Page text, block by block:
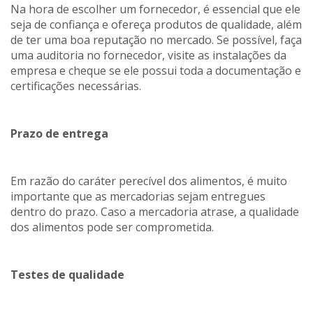
Na hora de escolher um fornecedor, é essencial que ele
seja de confiança e ofereça produtos de qualidade, além
de ter uma boa reputação no mercado. Se possível, faça
uma auditoria no fornecedor, visite as instalações da
empresa e cheque se ele possui toda a documentação e
certificações necessárias.
Prazo de entrega
Em razão do caráter perecível dos alimentos, é muito
importante que as mercadorias sejam entregues
dentro do prazo. Caso a mercadoria atrase, a qualidade
dos alimentos pode ser comprometida.
Testes de qualidade